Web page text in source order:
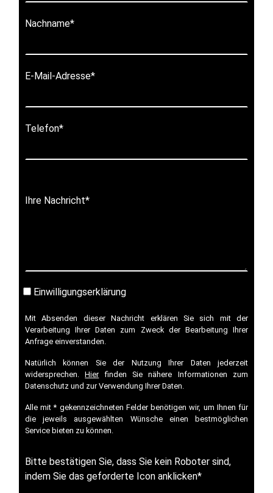
Nachname*
E-Mail-Adresse*
Telefon*
Ihre Nachricht*
Einwilligungserklärung
Mit Absenden dieser Nachricht erklären Sie sich mit der
Verarbeitung Ihrer Daten zum Zweck der Bearbeitung Ihrer
Anfrage einverstanden.
Natürlich können Sie der Nutzung Ihrer Daten jederzeit
widersprechen.Hierfinden Sie nähere Informationen zum
Datenschutz und zur Verwendung Ihrer Daten.
Alle mit * gekennzeichneten Felder benötigen wir, um Ihnen für
die jeweils ausgewählten Wünsche einen bestmöglichen
Service bieten zu können.
Bitte bestätigen Sie, dass Sie kein Roboter sind,
indem Sie das geforderte Icon anklicken*